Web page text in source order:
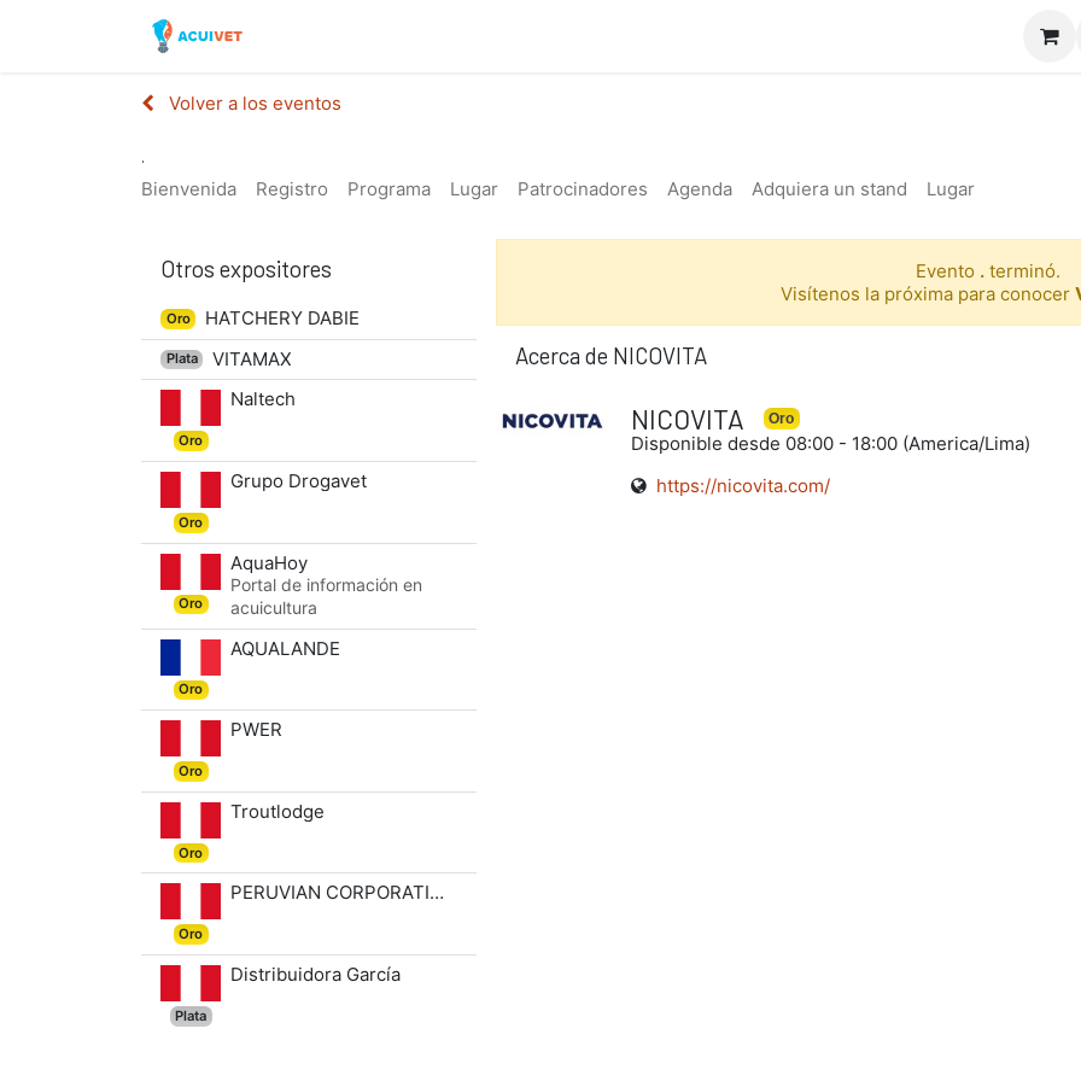
Volver a los eventos
Bienvenida
Registro Programa Lugar Patrocinadores Agenda Adquiera un stand Lugar
Otros expositores
Oro HATCHERY DABIE
Plata VITAMAX
Oro
Naltech
Oro
Grupo Drogavet
Oro
AquaHoy
Portal de información en
acuicultura
Oro
AQUALANDE
Oro
PWER
Oro
Troutlodge
Oro
PERUVIAN CORPORATION AQUA ALEVINES SAC
Plata
Distribuidora García
Evento .terminó.
Visítenos la próxima para conocer
Acerca de NICOVITA
NICOVITA Oro
Disponible desde 08:00 - 18:00 (America/Lima)
https://nicovita.com/